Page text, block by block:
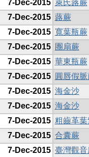
7-Dec-2015 萊氏蕗蕨
7-Dec-2015 蕗蕨
7-Dec-2015 寬葉瓶蕨
7-Dec-2015
團扇蕨
7-Dec-2015 華東瓶蕨
7-Dec-2015
圓唇假脈
7-Dec-2015 海金沙
7-Dec-2015 海金沙
7-Dec-2015 粗齒革葉
7-Dec-2015 合囊蕨
7-Dec-2015 臺灣觀音